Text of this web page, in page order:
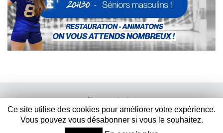
Nous contacter
Mentions légales
Ce site utilise des cookies pour améliorer votre expérience.
Vous pouvez vous désabonner si vous le souhaitez.